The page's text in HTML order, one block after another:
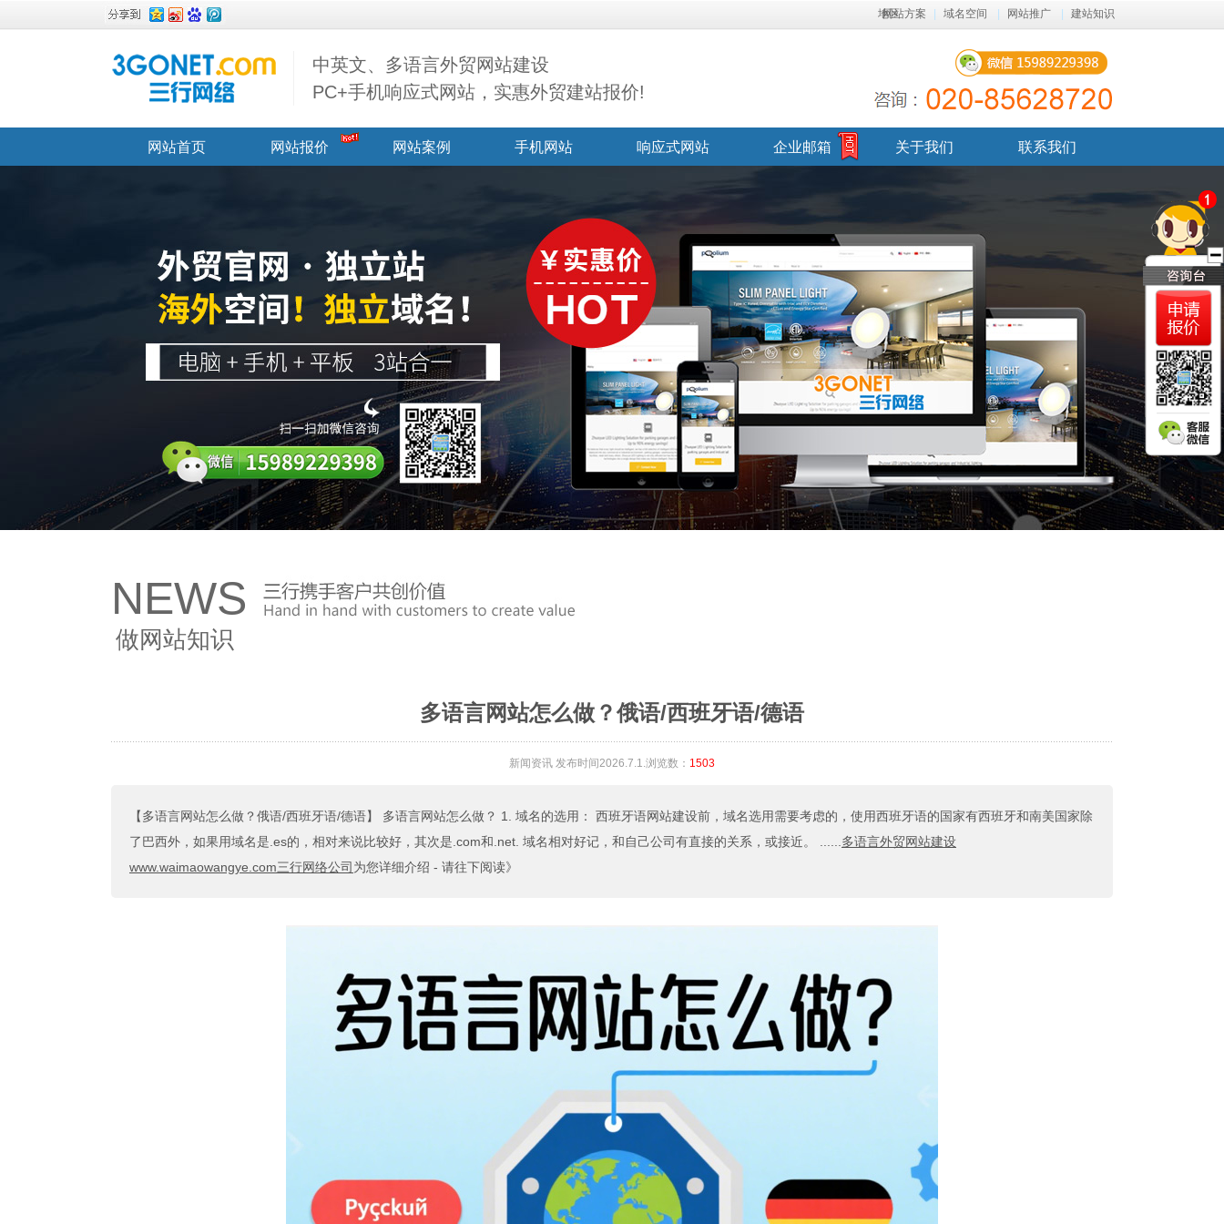
地区 建站知识
网站推广
域名空间
网站方案
中英文、多语言外贸网站建设
PC+手机响应式网站，实惠外贸建站报价!
网站首页 网站报价 网站案例 手机网站 响应式网站 企业邮箱 关于我们 联系我们
NEWS
做网站知识
多语言网站怎么做？俄语/西班牙语/德语
新闻资讯 发布时间2026.7.1.浏览数： 1503
【多语言网站怎么做？俄语/西班牙语/德语】
多语言网站怎么做？ 1. 域名的选用： 西班牙语网站建设前，域名选用需要考虑的，使用西班牙语的国家有西班牙和南美国家除
了巴西外，如果用域名是.es的，相对来说比较好，其次是.com和.net. 域名相对好记，和自己公司有直接的关系，或接近。 ...... 多语言外贸网站建设
www.waimaowangye.com三行网络公司 为您详细介绍 - 请往下阅读》